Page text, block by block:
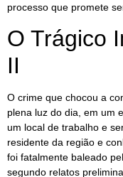
processo que promete
O Trágico
II
O crime que chocou a
plena luz do dia, em um
um local de trabalho e
residente da região e
foi fatalmente baleado
segundo relatos